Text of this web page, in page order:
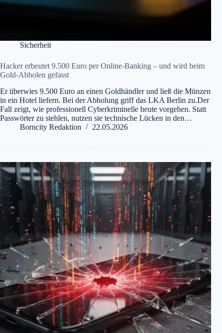
Sicherheit
Hacker erbeutet 9.500 Euro per Online-Banking – und wird beim
Gold-Abholen gefasst
Er überwies 9.500 Euro an einen Goldhändler und ließ die Münzen
in ein Hotel liefern. Bei der Abholung griff das LKA Berlin zu.Der
Fall zeigt, wie professionell Cyberkriminelle heute vorgehen. Statt
Passwörter zu stehlen, nutzen sie technische Lücken in den…
Borncity Redaktion
22.05.2026